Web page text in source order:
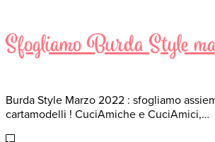
Sfogliamo Burda Style
Burda Style Marzo 2022 : sfogliamo
cartamodelli ! CuciAmiche e CuciAmici,…